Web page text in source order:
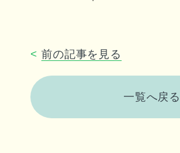
< 前の記事を見る
一覧へ戻る